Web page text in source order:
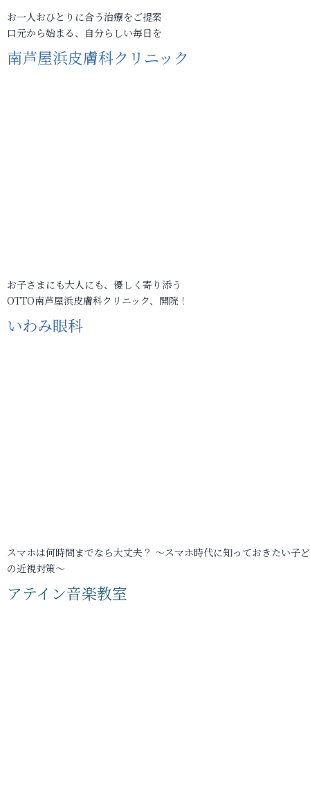
お一人おひとりに合う治療をご提案
口元から始まる、自分らしい毎日を
南芦屋浜皮膚科クリニック
お子さまにも大人にも、優しく寄り添う
OTTO南芦屋浜皮膚科クリニック、開院！
いわみ眼科
スマホは何時間までなら大丈夫？ ～スマホ時代に知っておきたい子
の近視対策～
アテイン音楽教室